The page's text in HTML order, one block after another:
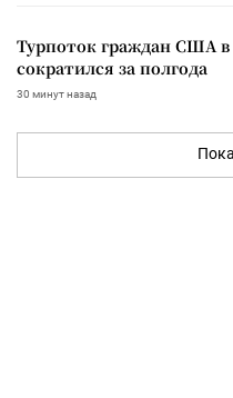
Турпоток граждан США
сократился за полгода
30 минут назад